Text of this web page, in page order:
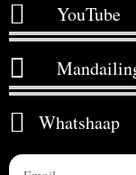
YouTube
Whatshaap